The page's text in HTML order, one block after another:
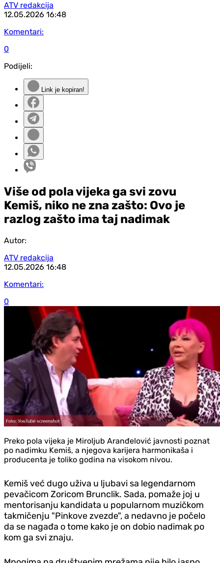
ATV redakcija
12.05.2026 16:48
Komentari:
0
Podijeli:
Link je kopiran!
Više od pola vijeka ga svi zovu
Kemiš, niko ne zna zašto: Ovo je
razlog zašto ima taj nadimak
Autor:
ATV redakcija
12.05.2026 16:48
Komentari:
0
Preko pola vijeka je Miroljub Aranđelović javnosti poznat
po nadimku Kemiš, a njegova karijera harmonikaša i
producenta je toliko godina na visokom nivou.
Kemiš već dugo uživa u ljubavi sa legendarnom
pevačicom Zoricom Brunclik. Sada, pomaže joj u
mentorisanju kandidata u popularnom muzičkom
takmičenju "Pinkove zvezde", a nedavno je počelo
da se nagađa o tome kako je on dobio nadimak po
kom ga svi znaju.